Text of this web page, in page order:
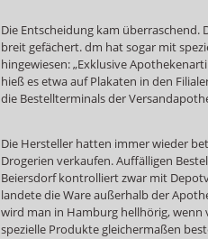
Die Entscheidung kam
breit gefächert. dm hat sogar mit
hingewiesen: „Exklusive
hieß es etwa auf Plakaten in den
die Bestellterminals der
Die Hersteller hatten immer wieder
Drogerien verkaufen. Auffälligen
Beiersdorf kontrolliert zwar mit
landete die Ware außerhalb der
wird man in Hamburg hellhörig,
spezielle Produkte gleichermaßen